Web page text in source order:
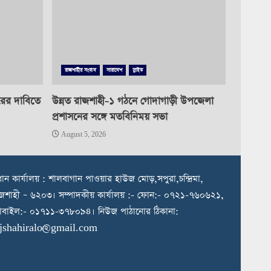
দাবিতে
রাজশাহীর সংবাদ সারাদেশ স্লাইড
উন্নত রাজশাহী-১ গঠনে গোদাগাড়ী উপজেলা
প্রশাসনের সঙ্গে মতবিনিময় সভা
August 5, 2026
কার্যালয় : শালবাগান পাওয়ার হাউজ মোড়,সপুরা,চন্দ্রিমা,
– ৬২০৩। সম্পাদকীয় কার্যালয় :- ফোন:- ০৭২১-৭৬০৬২১,
০১৭১১-৩৭৮০৯৪। নিউজ পাঠানোর ঠিকানা: